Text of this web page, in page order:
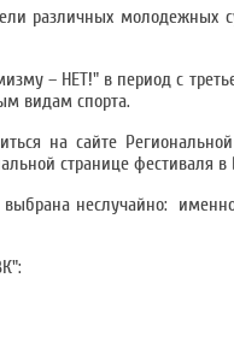
различных молодежных
– НЕТ!" в период с
видам спорта.
на сайте
странице фестиваля в
неслучайно: